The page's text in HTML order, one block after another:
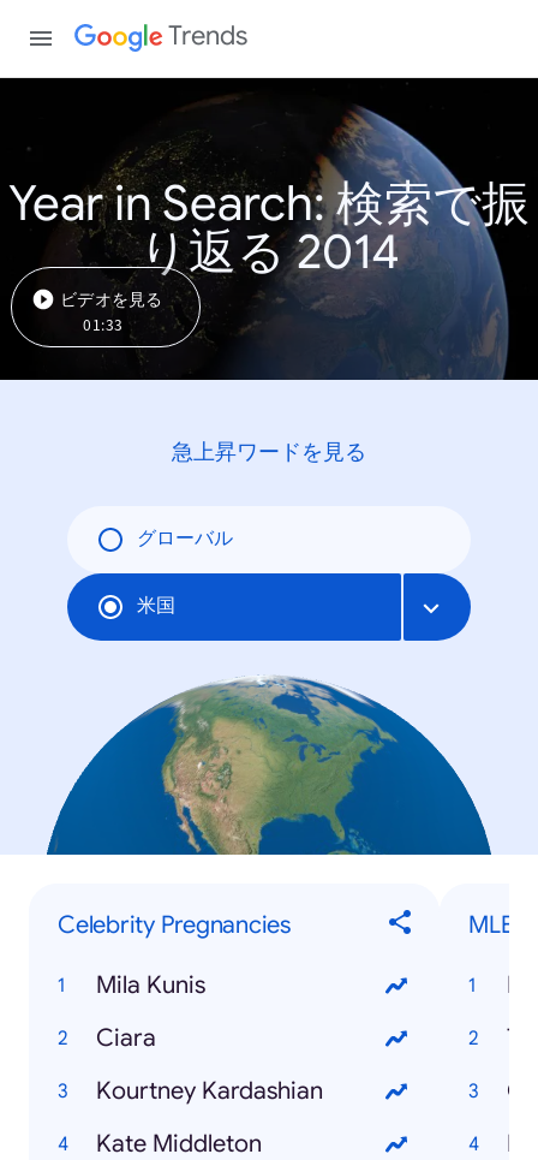
Trends
Year in Search: 検索で振
り返る 2014
ビデオを見る
01:33
急上昇ワードを見る
グローバル
米国
Celebrity Pregnancies
Mila Kunis
Ciara
Kourtney Kardashian
Kate Middleton
MLB